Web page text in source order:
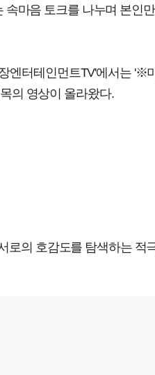
속마음 토크를 나누며 본인
장엔터테인먼트TV'에서는
의 영상이 올라왔다.
로의 호감도를 탐색하는 적